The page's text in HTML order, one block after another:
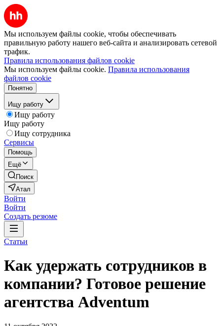
Мы используем файлы cookie, чтобы обеспечивать
правильную работу нашего веб-сайта и анализировать сетевой
трафик.
Правила использования файлов cookie
Мы используем файлы cookie. Правила использования
файлов cookie
Понятно
Ищу работу
Ищу работу
Ищу работу
Ищу сотрудника
Сервисы
Помощь
Ещё
Поиск
Атал
Войти
Войти
Создать резюме
Статьи
Как удержать сотрудников в
компании? Готовое решение
агентства Adventum